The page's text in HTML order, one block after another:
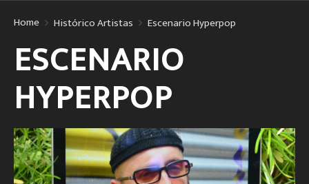
Home Histórico Artistas Escenario Hyperpop
ESCENARIO
HYPERPOP